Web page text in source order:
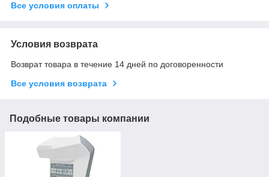
Все условия оплаты
Условия возврата
Возврат товара в течение 14 дней по договоренности
Все условия возврата
Подобные товары компании